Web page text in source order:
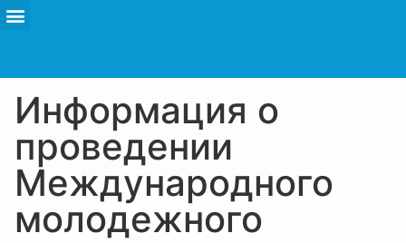
Информация о
проведении
Международного
молодежного